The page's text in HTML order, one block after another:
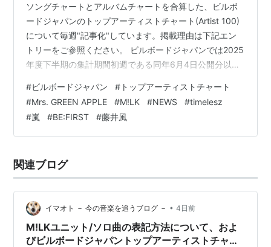
ソングチャートとアルバムチャートを合算した、ビルボ
ードジャパンのトップアーティストチャート(Artist 100)
について毎週"記事化"しています。掲載理由は下記エン
トリーをご参照ください。 ビルボードジャパンでは2025
年度下半期の集計期間初週である同年6月4日公開分以
ミング指標においてリカレントルールを導入。Streaming
SongsチャートおよびStreaming Albumsチャート(後者は
未公表)を指標化する際、ソングチャートは総合100位以
内に52週、アルバムチャートでは同26週ランクインした
#ビルボードジャパン # トップアーティストチャート
#Mrs. GREEN APPLE #M!LK #NEWS #timelesz
#嵐 #BE:FIRST #藤井風
関連ブログ
イマオト － 今の音楽を追うブログ － • 4日前
M!LKユニット/ソロ曲の表記方法について、およ
びビルボードジャパントップアーティストチャー